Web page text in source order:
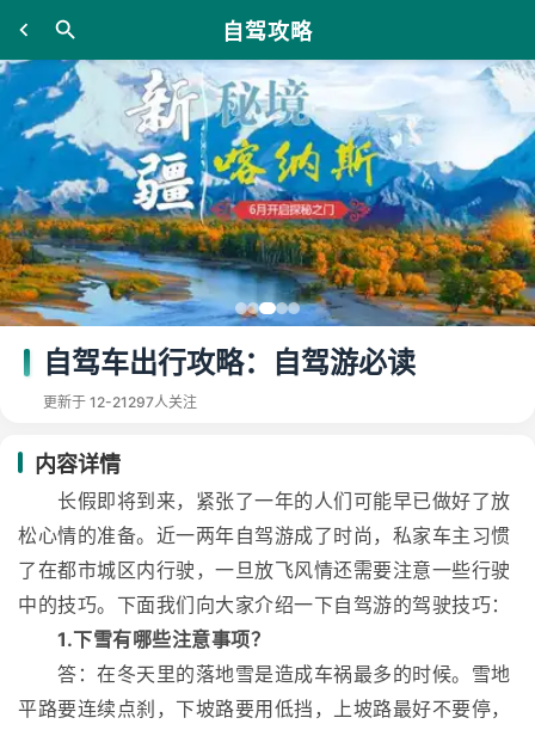
自驾攻略
自驾车出行攻略：自驾游必读
更新于 12-21 297人关注
内容详情
长假即将到来，紧张了一年的人们可能早已做好了放
松心情的准备。近一两年自驾游成了时尚，私家车主习惯
了在都市城区内行驶，一旦放飞风情还需要注意一些行驶
中的技巧。下面我们向大家介绍一下自驾游的驾驶技巧：
1.下雪有哪些注意事项？
答：在冬天里的落地雪是造成车祸最多的时候。雪地
平路要连续点刹，下坡路要用低挡，上坡路最好不要停，